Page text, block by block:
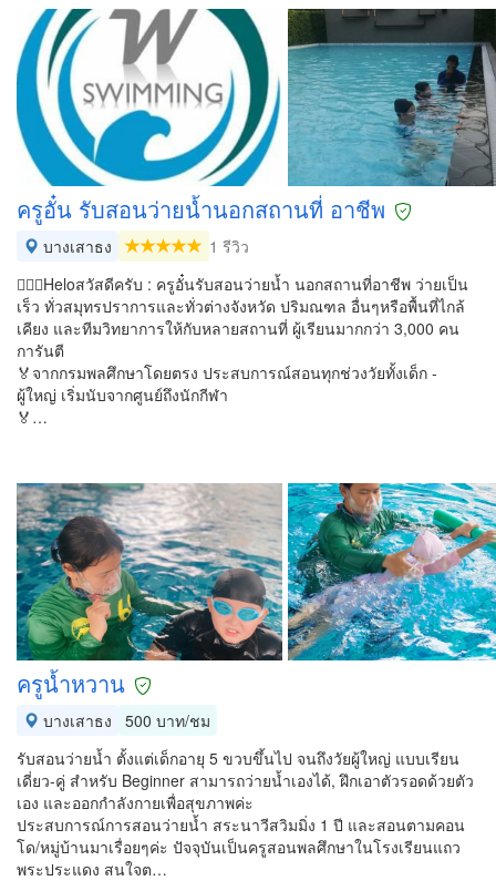
ครูอั๋น รับสอนว่ายน้ำนอกสถานที่ อาชีพ
บางเสาธง
1 รีวิว
🏊‍♂️🙏Heloสวัสดีครับ : ครูอั๋นรับสอนว่ายน้ำ นอกสถานที่อาชีพ ว่ายเป็น
เร็ว ทั่วสมุทรปราการและทั่วต่างจังหวัด ปริมณฑล อื่นๆหรือพื้นที่ไกล้
เคียง และทีมวิทยาการให้กับหลายสถานที่ ผู้เรียนมากกว่า 3,000 คน
การันตี
🏅จากกรมพลศึกษาโดยตรง ประสบการณ์สอนทุกช่วงวัยทั้งเด็ก -
ผู้ใหญ่ เริ่มนับจากศูนย์ถึงนักกีฬา
🏅…
ครูน้ำหวาน
บางเสาธง
500 บาท/ชม
รับสอนว่ายน้ำ ตั้งแต่เด็กอายุ 5 ขวบขึ้นไป จนถึงวัยผู้ใหญ่ แบบเรียน
เดี่ยว-คู่ สำหรับ Beginner สามารถว่ายน้ำเองได้, ฝึกเอาตัวรอดด้วยตัว
เอง และออกกำลังกายเพื่อสุขภาพค่ะ
ประสบการณ์การสอนว่ายน้ำ สระนาวีสวิมมิ่ง 1 ปี และสอนตามคอน
โด/หมู่บ้านมาเรื่อยๆค่ะ ปัจจุบันเป็นครูสอนพลศึกษาในโรงเรียนแถว
พระประแดง สนใจต…